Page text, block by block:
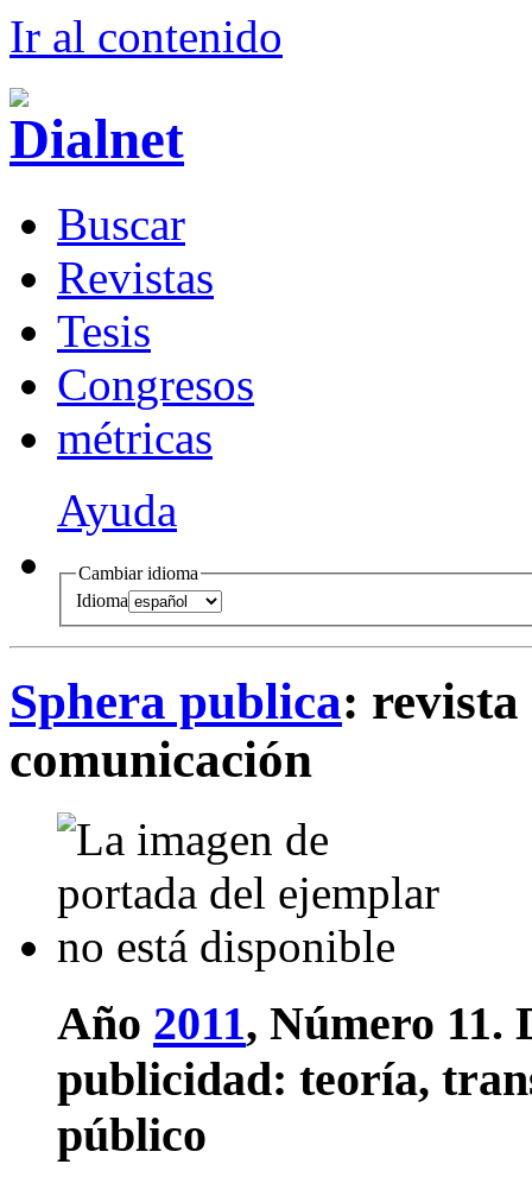
Ir al contenido
Buscar
Revistas
Tesis
Congresos
métricas
Ayuda
Cambiar idioma
Idioma
Sphera publica: revista
comunicación
Año 2011, Número 11.
publicidad: teoría,
público